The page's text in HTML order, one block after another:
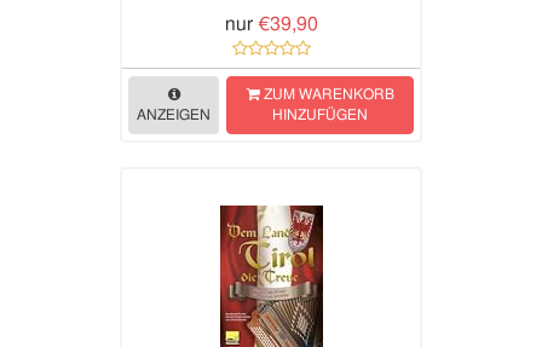
nur €39,90
ANZEIGEN
ZUM WARENKORB
HINZUFÜGEN